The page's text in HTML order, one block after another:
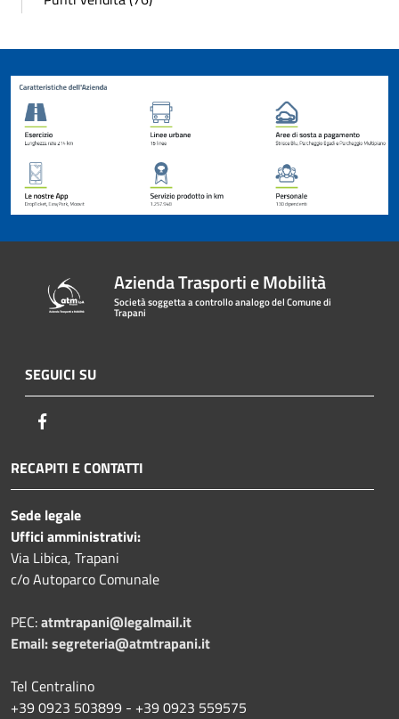
Azienda Trasporti e Mobilità
Società soggetta a controllo analogo del Comune di
Trapani
SEGUICI SU
RECAPITI E CONTATTI
Sede legale
Uffici amministrativi:
Via Libica, Trapani
c/o Autoparco Comunale
PEC:atmtrapani@legalmail.it
Email:segreteria@atmtrapani.it
Tel Centralino
+39 0923 503899 - +39 0923 559575